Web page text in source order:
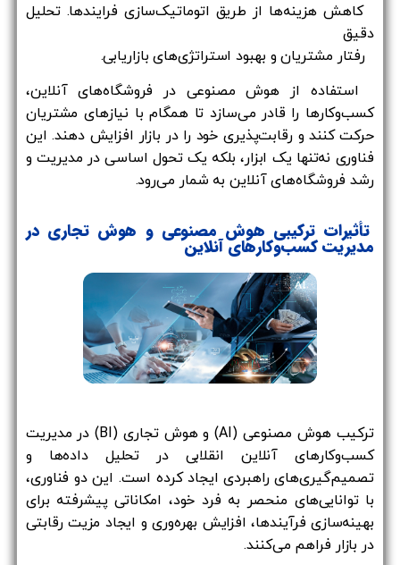
کاهش هزینه‌ها از طریق اتوماتیک‌سازی فرایندها. تحلیل
دقیق
رفتار مشتریان و بهبود استراتژی‌های بازاریابی.
استفاده از هوش مصنوعی در فروشگاه‌های آنلاین،
کسب‌وکارها را قادر می‌سازد تا همگام با نیازهای مشتریان
حرکت کنند و رقابت‌پذیری خود را در بازار افزایش دهند. این
فناوری نه‌تنها یک ابزار، بلکه یک تحول اساسی در مدیریت و
رشد فروشگاه‌های آنلاین به شمار می‌رود.
تأثیرات ترکیبی هوش مصنوعی و هوش تجاری در
مدیریت کسب‌وکارهای آنلاین
ترکیب هوش مصنوعی (AI) و هوش تجاری (BI) در مدیریت
کسب‌وکارهای آنلاین انقلابی در تحلیل داده‌ها و
تصمیم‌گیری‌های راهبردی ایجاد کرده است. این دو فناوری،
با توانایی‌های منحصر به فرد خود، امکاناتی پیشرفته برای
بهینه‌سازی فرآیندها، افزایش بهره‌وری و ایجاد مزیت رقابتی
در بازار فراهم می‌کنند.